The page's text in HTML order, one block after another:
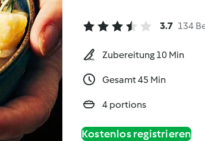
3.7 134
Zubereitung 10 Min
Gesamt 45 Min
4 portions
Kostenlos registrieren